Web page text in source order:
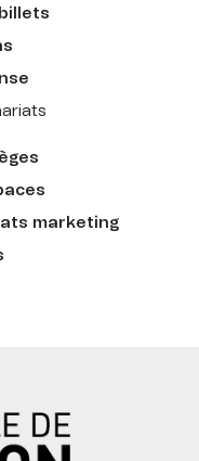
marketing